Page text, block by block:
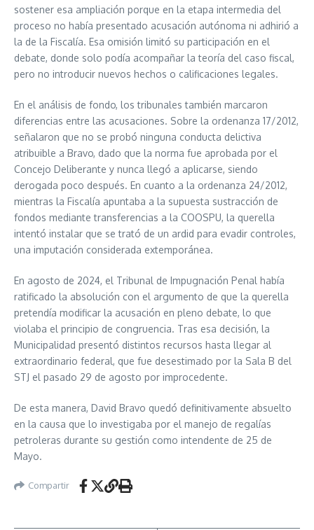
sostener esa ampliación porque en la etapa intermedia del
proceso no había presentado acusación autónoma ni adhirió a
la de la Fiscalía. Esa omisión limitó su participación en el
debate, donde solo podía acompañar la teoría del caso fiscal,
pero no introducir nuevos hechos o calificaciones legales.
En el análisis de fondo, los tribunales también marcaron
diferencias entre las acusaciones. Sobre la ordenanza 17/2012,
señalaron que no se probó ninguna conducta delictiva
atribuible a Bravo, dado que la norma fue aprobada por el
Concejo Deliberante y nunca llegó a aplicarse, siendo
derogada poco después. En cuanto a la ordenanza 24/2012,
mientras la Fiscalía apuntaba a la supuesta sustracción de
fondos mediante transferencias a la COOSPU, la querella
intentó instalar que se trató de un ardid para evadir controles,
una imputación considerada extemporánea.
En agosto de 2024, el Tribunal de Impugnación Penal había
ratificado la absolución con el argumento de que la querella
pretendía modificar la acusación en pleno debate, lo que
violaba el principio de congruencia. Tras esa decisión, la
Municipalidad presentó distintos recursos hasta llegar al
extraordinario federal, que fue desestimado por la Sala B del
STJ el pasado 29 de agosto por improcedente.
De esta manera, David Bravo quedó definitivamente absuelto
en la causa que lo investigaba por el manejo de regalías
petroleras durante su gestión como intendente de 25 de
Mayo.
Compartir